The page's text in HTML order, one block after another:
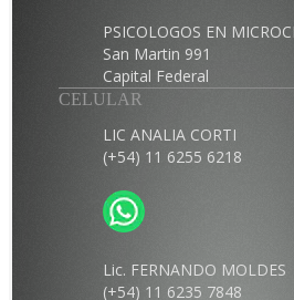
PSICOLOGOS EN
San Martin 991
Capital Federal
CELULAR
LIC ANALIA CORTI
(+54) 11 6255 6218
Lic. FERNANDO MOLDES
(+54) 11 6235 7848